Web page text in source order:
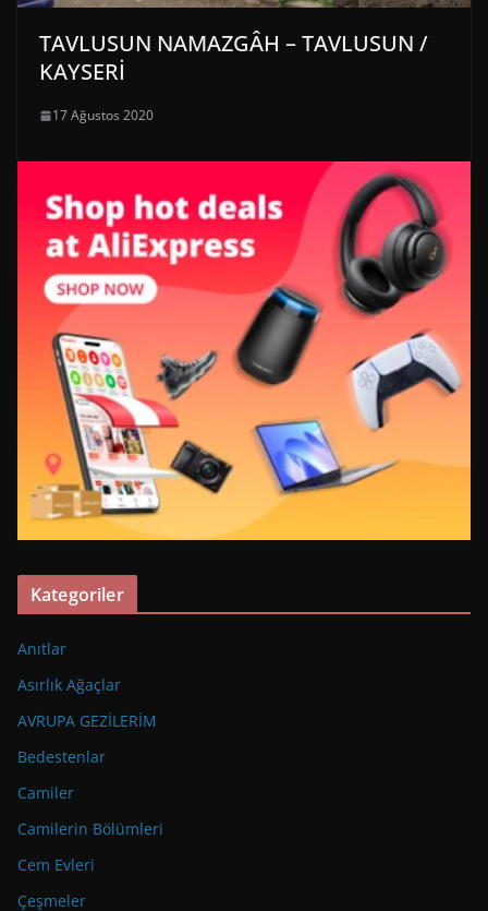
TAVLUSUN NAMAZGÂH – TAVLUSUN /
KAYSERİ
17 Ağustos 2020
Kategoriler
Anıtlar
Asırlık Ağaçlar
AVRUPA GEZİLERİM
Bedestenlar
Camiler
Camilerin Bölümleri
Cem Evleri
Çeşmeler